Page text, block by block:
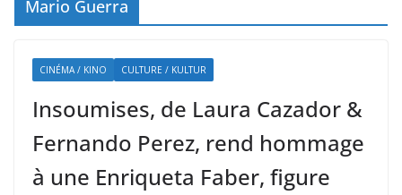
Mario Guerra
CINÉMA / KINO CULTURE / KULTUR
Insoumises, de Laura Cazador &
Fernando Perez, rend hommage
à une Enriqueta Faber, figure